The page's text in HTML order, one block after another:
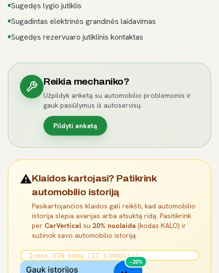
Sugedęs lygio jutiklis
Sugadintas elektrinės grandinės laidavimas
Sugedęs rezervuaro jutiklinis kontaktas
Reikia mechaniko?
Užpildyk anketą su automobilio problemomis ir
gauk pasiūlymus iš autoservisų.
Pildyti anketą
⚠️Klaidos kartojasi? Patikrink
automobilio istoriją
Pasikartojančios klaidos gali reikšti, kad automobilio
istorija slepia avarijas arba atsuktą ridą. Pasitikrink
per CarVertical su 20% nuolaida (kodas KALO) ir
sužinok savo automobilio istoriją.
−20%